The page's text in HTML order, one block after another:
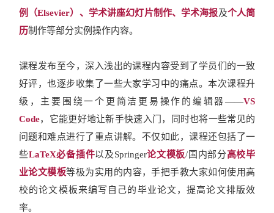
例（Elsevier）、学术讲座幻灯片制作、学术海报及个人简
历制作等部分实例操作内容。
课程发布至今，深入浅出的课程内容受到了学员们的一致
好评，也逐步收集了一些大家学习中的痛点。本次课程升
级，主要围绕一个更简洁更易操作的编辑器——VS
Code，它能更好地让新手快速入门，同时也将一些常见的
问题和难点进行了重点讲解。不仅如此，课程还包括了一
些LaTeX必备插件以及Springer论文模板/国内部分高校毕
业论文模板等极为实用的内容，手把手教大家如何使用高
校的论文模板来编写自己的毕业论文，提高论文排版效
率。